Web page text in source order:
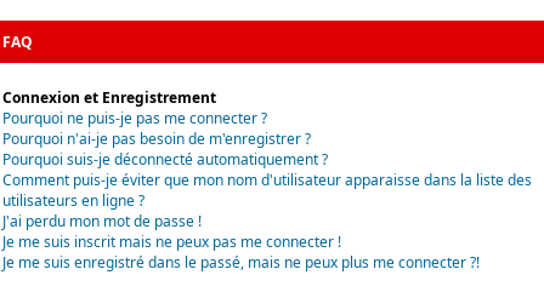
FAQ
Connexion et Enregistrement
Pourquoi ne puis-je pas me connecter ?
Pourquoi n'ai-je pas besoin de m'enregistrer ?
Pourquoi suis-je déconnecté automatiquement ?
Comment puis-je éviter que mon nom d'utilisateur apparaisse dans la liste des
utilisateurs en ligne ?
J'ai perdu mon mot de passe !
Je me suis inscrit mais ne peux pas me connecter !
Je me suis enregistré dans le passé, mais ne peux plus me connecter ?!